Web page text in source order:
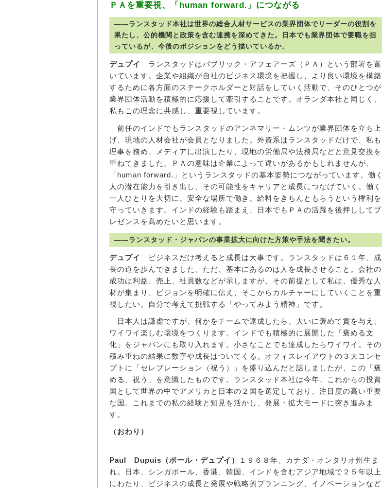
ＰＡを重要視、「human forward.」につながる
――ランスタッド本社は世界の総合人材サービスの業界団体でリーダーの役割を
果たし、公的機関と政策を含む連携を深めてきた。日本でも業界団体で要職を担
っているが、今後のポジションをどう描いているか。
デュプイ
ランスタッドはパブリック・アフェアーズ（ＰＡ）という部署を置
いています。企業や組織が自社のビジネス環境を把握し、より良い環境を構築
するために各方面のステークホルダーと対話をしていく活動で、そのひとつが
業界団体活動を積極的に応援して牽引することです。オランダ本社と同じく、
私もこの理念に共感し、重要視しています。
前任のインドでもランスタッドのアンネマリー・ムンツが業界団体を立ち上
げ、現地の人材会社が会員となりました。外資系はランスタッドだけで、私も
理事を務め、メディアに出演したり、現地の労働局や法務局などと意見交換を
重ねてきました。ＰＡの意味は企業によって違いがあるかもしれませんが、
「human forward.」というランスタッドの基本姿勢につながっています。働く
人の潜在能力を引き出し、その可能性をキャリアと成長につなげていく。働く
一人ひとりを大切に、安全な場所で働き、給料をきちんともらうという権利を
守っていきます。インドの経験も踏まえ、日本でもＰＡの活躍を後押ししてプ
レゼンスを高めたいと思います。
――ランスタッド・ジャパンの事業拡大に向けた方策や手法を聞きたい。
デュプイ
ビジネスだけ考えると成長は大事です。ランスタッドは６１年、成
長の道を歩んできました。ただ、基本にあるのは人を成長させること。会社の
成功は利益、売上、社員数などが示しますが、その前提として私は、優秀な人
材が集まり、ビジョンを明確に伝え、そこからカルチャーにしていくことを重
視したい。自分で考えて挑戦する「やってみよう精神」です。
日本人は謙虚ですが、何かをチームで達成したら、大いに褒めて賞を与え、
ワイワイ楽しむ環境をつくります。インドでも積極的に展開した「褒める文
化」をジャパンにも取り入れます。小さなことでも達成したらワイワイ。その
積み重ねの結果に数字や成長はついてくる。オフィスレイアウトの３大コンセ
プトに「セレブレーション（祝う）」を盛り込んだと話しましたが、この「褒
める、祝う」を意識したものです。ランスタッド本社は今年、これからの投資
国として世界の中でアメリカと日本の２国を選定しており、注目度の高い重要
な国。これまでの私の経験と知見を活かし、発展・拡大モードに突き進みま
す。
（おわり）
Paul Dupuis（ポール・デュプイ）
１９６８年、カナダ・オンタリオ州生ま
れ。日本、シンガポール、香港、韓国、インドを含むアジア地域で２５年以上
にわたり、ビジネスの成長と発展や戦略的プランニング、イノベーションなど